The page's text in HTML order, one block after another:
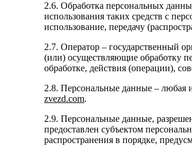
2.6. Обработка персональных
использования таких средств с
использование, передачу
2.7. Оператор – государственный
(или) осуществляющие обработку
обработке, действия (операции),
2.8. Персональные данные – любая
zvezd.com.
2.9. Персональные данные,
предоставлен субъектом
распространения в порядке,